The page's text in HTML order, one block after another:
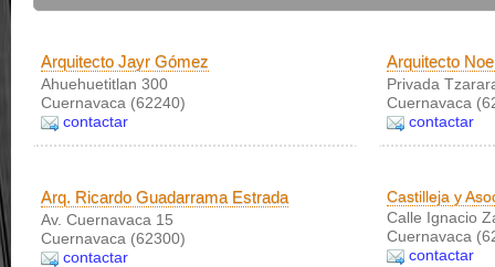
Arquitecto Jayr Gómez
Ahuehuetitlan 300
Cuernavaca (62240)
contactar
Arquitecto
Privada
Cuernavaca
contactar
Arq. Ricardo Guadarrama Estrada
Av. Cuernavaca 15
Cuernavaca (62300)
contactar
Castilleja y
Calle Ignacio
Cuernavaca
contactar